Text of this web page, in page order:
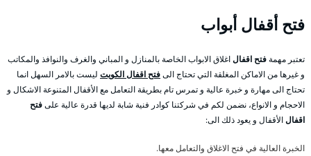
فتح أقفال أبواب
تعتبر مهمةفتح اقفالاغلاق الابواب الخاصة بالمنازل و المباني والغرف والنوافذ والمكاتب
و غيرها من الاماكن المغلقة التي تحتاج الىفتح اقفال الكويت ليست بالامر السهل انما
تحتاج الى مهارة و خبرة عالية و تمرس تام بطريقة التعامل مع الأقفال المتنوعة الاشكال و
الاحجام و الانواع، نضمن لكم في شركتنا كوادر فنية شابة لديها قدرة عالية علىفتح
اقفالالأقفال و يعود ذلك الى:
الخبرة العالية في فتح الاغلاق والتعامل معها.